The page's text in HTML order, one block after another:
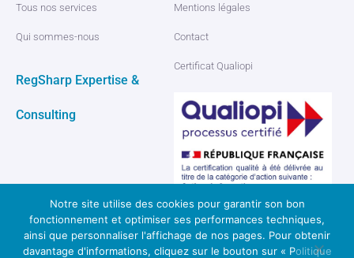
Tous nos services
Qui sommes-nous
RegSharp Expertise &
Consulting
Mentions légales
Contact
Certificat Qualiopi
Notre site utilise des cookies pour garantir son bon
fonctionnement et optimiser ses performances techniques,
ainsi que personnaliser l'affichage de nos pages. Pour obtenir
davantage d'informations, cliquez sur le bouton sur « Politique